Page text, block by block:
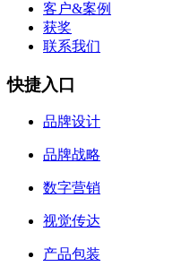
客户&案例
获奖
联系我们
快捷入口
品牌设计
品牌战略
数字营销
视觉传达
产品包装